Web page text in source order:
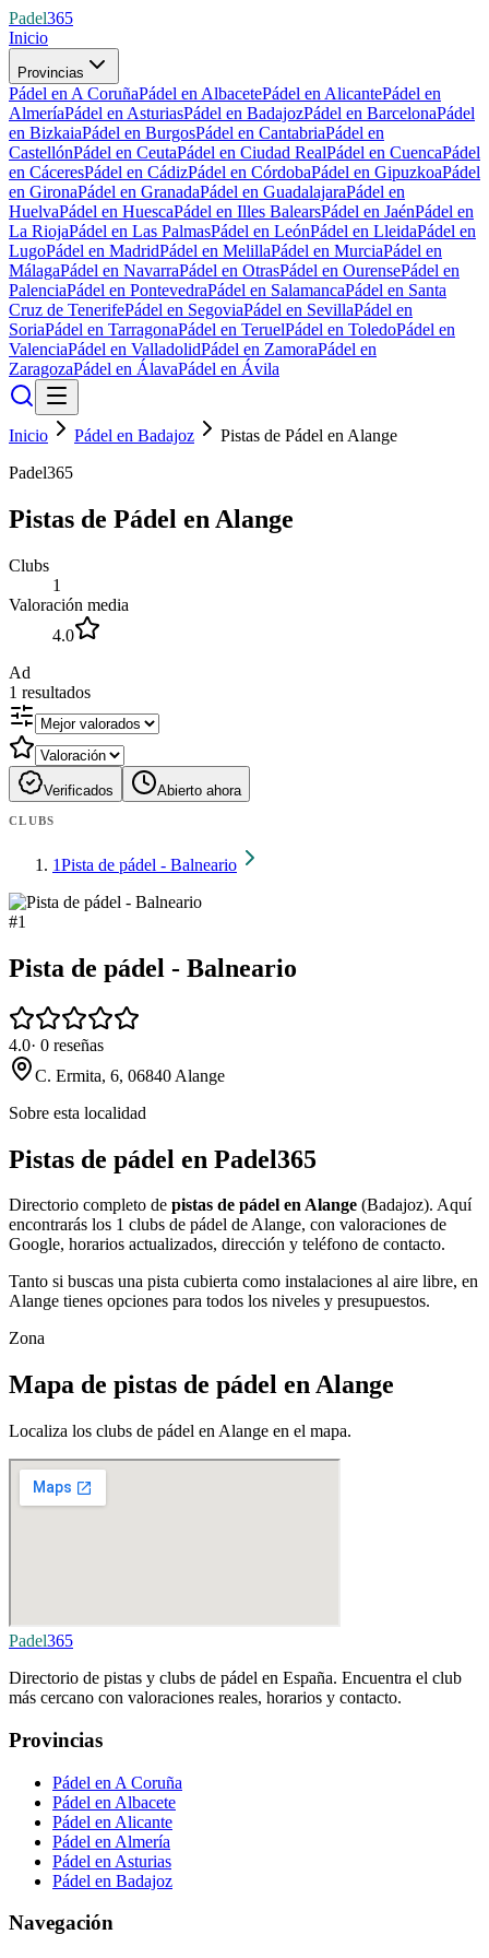
Padel365
Inicio
Provincias
Pádel en A CoruñaPádel en AlbacetePádel en AlicantePádel en
AlmeríaPádel en AsturiasPádel en BadajozPádel en BarcelonaPádel
en BizkaiaPádel en BurgosPádel en CantabriaPádel en
CastellónPádel en CeutaPádel en Ciudad RealPádel en CuencaPádel
en CáceresPádel en CádizPádel en CórdobaPádel en GipuzkoaPádel
en GironaPádel en GranadaPádel en GuadalajaraPádel en
HuelvaPádel en HuescaPádel en Illes BalearsPádel en JaénPádel en
La RiojaPádel en Las PalmasPádel en LeónPádel en LleidaPádel en
LugoPádel en MadridPádel en MelillaPádel en MurciaPádel en
MálagaPádel en NavarraPádel en OtrasPádel en OurensePádel en
PalenciaPádel en PontevedraPádel en SalamancaPádel en Santa
Cruz de TenerifePádel en SegoviaPádel en SevillaPádel en
SoriaPádel en TarragonaPádel en TeruelPádel en ToledoPádel en
ValenciaPádel en ValladolidPádel en ZamoraPádel en
ZaragozaPádel en ÁlavaPádel en Ávila
Inicio Pádel en Badajoz
Pistas de Pádel en Alange
Padel365
Pistas de Pádel en Alange
Clubs
1
Valoración media
4.0
Ad
1 resultados
Verificados Abierto ahora
CLUBS
1Pista de pádel - Balneario
#1
Pista de pádel - Balneario
4.0· 0 reseñas
C. Ermita, 6, 06840 Alange
Sobre esta localidad
Pistas de pádel en Padel365
Directorio completo de pistas de pádel en Alange (Badajoz). Aquí
encontrarás los 1 clubs de pádel de Alange, con valoraciones de
Google, horarios actualizados, dirección y teléfono de contacto.
Tanto si buscas una pista cubierta como instalaciones al aire libre, en
Alange tienes opciones para todos los niveles y presupuestos.
Zona
Mapa de pistas de pádel en Alange
Localiza los clubs de pádel en Alange en el mapa.
Padel365
Directorio de pistas y clubs de pádel en España. Encuentra el club
más cercano con valoraciones reales, horarios y contacto.
Provincias
Pádel en A Coruña
Pádel en Albacete
Pádel en Alicante
Pádel en Almería
Pádel en Asturias
Pádel en Badajoz
Navegación